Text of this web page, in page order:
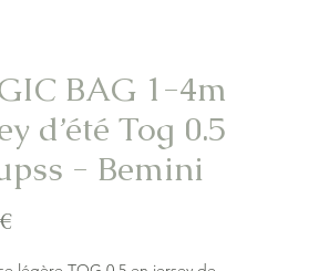
BAG 1-4m
d’été Tog 0.5
- Bemini
Prix